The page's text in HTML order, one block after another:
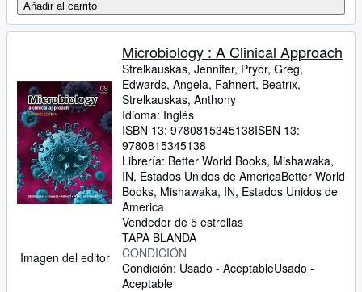
Añadir al carrito
Imagen del editor
Microbiology : A Clinical Approach
Strelkauskas, Jennifer, Pryor, Greg,
Edwards, Angela, Fahnert, Beatrix,
Strelkauskas, Anthony
Idioma: Inglés
ISBN 13: 9780815345138ISBN 13:
9780815345138
Librería: Better World Books, Mishawaka,
IN, Estados Unidos de AmericaBetter World
Books, Mishawaka, IN, Estados Unidos de
America
Vendedor de 5 estrellas
TAPA BLANDA
CONDICIÓN
Condición: Usado - AceptableUsado -
Aceptable